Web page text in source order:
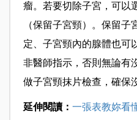
瘤。若要切除子宮，可以
（保留子宮頸）。保留
定、子宮頸內的腺體也可
非醫師指示，否則無論有
做子宮頸抹片檢查，確保
延伸閱讀： 一張表教妳看